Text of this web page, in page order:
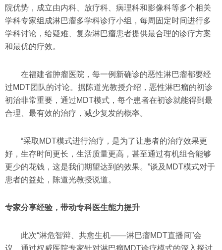
院优势，成立由内科、放疗科、病理科和影像科等多个相关
学科专家组成淋巴瘤多学科诊疗小组，每周固定时间进行多
学科讨论，给疑难、复杂淋巴瘤患者提供最合理的诊疗方案
和最优的疗效。
在福建省肿瘤医院，每一例新确诊的恶性淋巴瘤都要经
过MDT团队的讨论。据陈道光教授介绍，恶性淋巴瘤的初诊
初治非常重要，通过MDT模式，每个患者在初诊就能得到最
合理、最有效的治疗，减少复发的概率。
“采取MDT模式进行治疗，是为了让患者的治疗效果更
好，生存时间更长，生活质量更高，甚至通过有机组合能够
更少的花钱，这是我们期望达到的效果。”谈及MDT模式对于
患者的益处，陈道光教授说道。
专家分享经验，带动专科医生能力提升
此次“淋危智辩、共愈生机——淋巴瘤MDT直播间”会